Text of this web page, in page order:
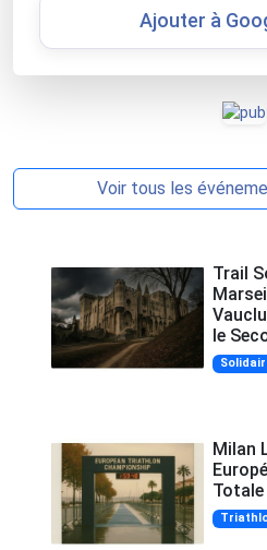
Ajouter à
Voir tous les
Trail
le
Milan